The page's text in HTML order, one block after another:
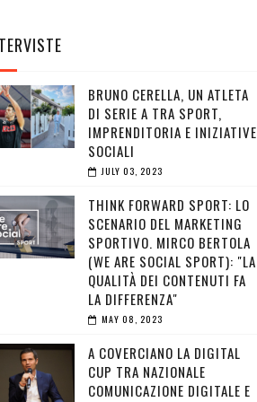
BRUNO CERELLA, UN ATLETA
DI SERIE A TRA SPORT,
IMPRENDITORIA E INIZIATIVE
SOCIALI
JULY 03, 2023
THINK FORWARD SPORT: LO
SCENARIO DEL MARKETING
SPORTIVO. MIRCO BERTOLA
(WE ARE SOCIAL SPORT): "LA
QUALITÀ DEI CONTENUTI FA
LA DIFFERENZA"
MAY 08, 2023
A COVERCIANO LA DIGITAL
CUP TRA NAZIONALE
COMUNICAZIONE DIGITALE E